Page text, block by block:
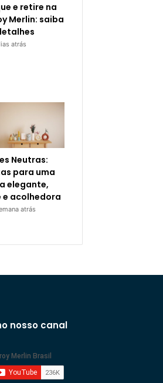
e retire na
Merlin: saiba
atrás
Neutras:
para uma
elegante,
e acolhedora
atrás
nosso canal